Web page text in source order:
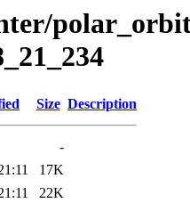
Size Description
-
17K
22K